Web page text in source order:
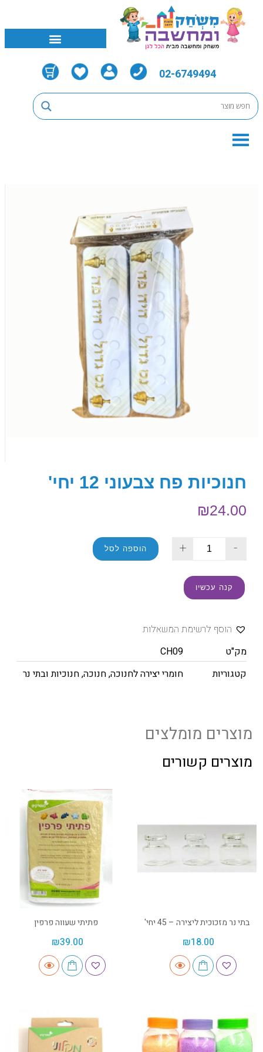
02-6749494
חנוכיות פח צבעוני 12 יחי'
₪24.00
-
+ הוספה לסל
קנה עכשיו
הוסף לרשימת המשאלות
מק"ט
CH09
קטגוריות
חומרי יצירה לחנוכה,חנוכה,חנוכיות ובתי נר
מוצרים מומלצים
מוצרים קשורים
בתי נר מזכוכית ליצירה – 45 יחי'
₪18.00
פתיתי שעווה פרפין
₪39.00